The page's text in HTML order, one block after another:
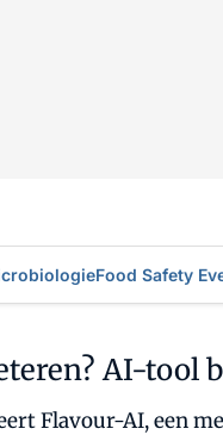
Food Safety
AI-tool
Flavour-AI,